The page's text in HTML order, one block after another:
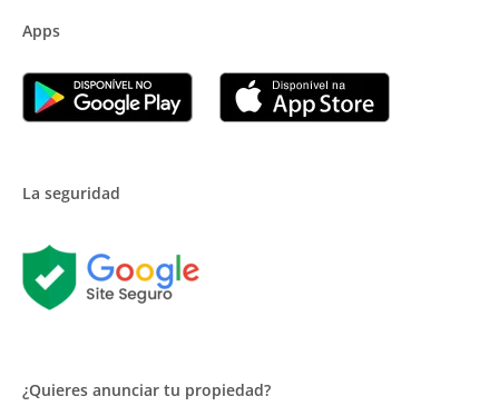
Apps
La seguridad
¿Quieres anunciar tu propiedad?